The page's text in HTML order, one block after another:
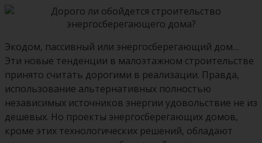
Экодом, пассивный или энергосберегающий дом…
Эти новые тенденции в малоэтажном строительстве
принято считать дорогими в реализации. Правда,
использование альтернативных полностью
независимых источников энергии удовольствие не из
дешевых. Но проекты энергосберегающих домов,
кроме этих технологических решений, обладают